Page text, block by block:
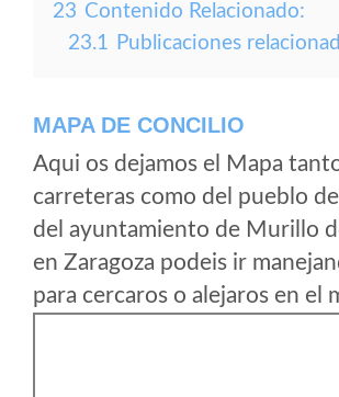
23 Contenido Relacionado:
23.1 Publicaciones
MAPA DE CONCILIO
Aqui os dejamos el Mapa
carreteras como del pueblo
del ayuntamiento de Murillo
en Zaragoza podeis ir
para cercaros o alejaros en el